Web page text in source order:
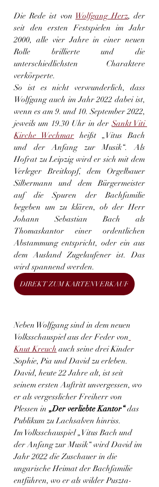
Die Rede ist von Wolfgang Herz, der
seit den ersten Festspielen im Jahr
2000, alle vier Jahre in einer neuen
Rolle brillierte und die
unterschiedlichsten Charaktere
verkörperte.
So ist es nicht verwunderlich, dass
Wolfgang auch im Jahr 2022 dabei ist,
wenn es am 9. und 10. September 2022,
jeweils um 19.30 Uhr in der Sankt Viti
Kirche Wechmar heißt „Vitus Bach
und der Anfang zur Musik“. Als
Hofrat zu Leipzig wird er sich mit dem
Verleger Breitkopf, dem Orgelbauer
Silbermann und dem Bürgermeister
auf die Spuren der Bachfamilie
begeben um zu klären, ob der Herr
Johann Sebastian Bach als
Thomaskantor einer ordentlichen
Abstammung entspricht, oder ein aus
dem Ausland Zugelaufener ist. Das
wird spannend werden.
DIREKT ZUM KARTENVERKAUF
Neben Wolfgang sind in dem neuen
Volksschauspiel aus der Feder von
Knut Kreuch auch seine drei Kinder
Sophie, Pia und David zu erleben.
David, heute 22 Jahre alt, ist seit
seinem ersten Auftritt unvergessen, wo
er als vergesslicher Freiherr von
Plessen in „Der verliebte Kantor“ das
Publikum zu Lachsalven hinriss.
Im Volksschauspiel „Vitus Bach und
der Anfang zur Musik“ wird David im
Jahr 2022 die Zuschauer in die
ungarische Heimat der Bachfamilie
entführen, wo er als wilder Puszta-